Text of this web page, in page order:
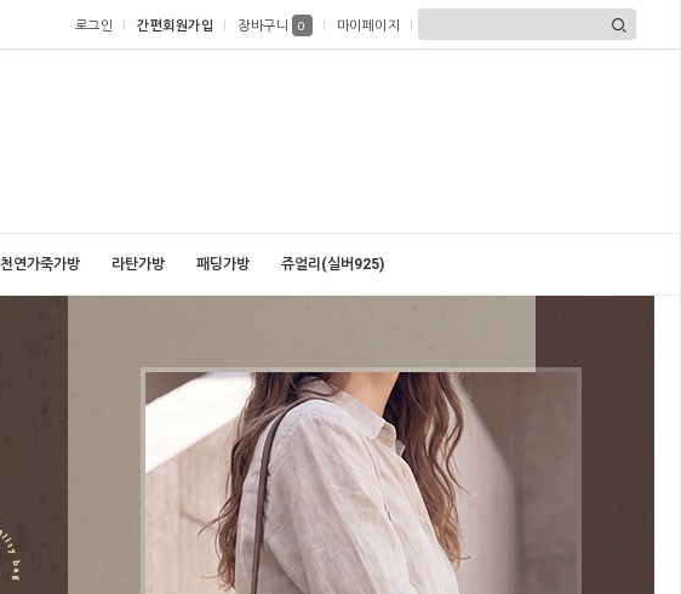
로그인 간편회원가입 장바구니 0 마이페이지
천연가죽가방 라탄가방 패딩가방 쥬얼리(실버925)